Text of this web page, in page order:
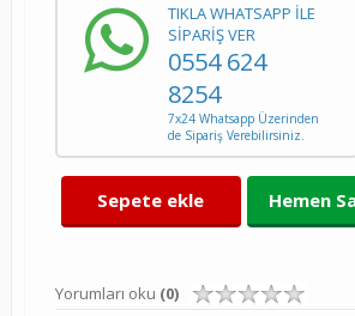
TIKLA WHATSAPP İLE
SİPARİŞ VER
0554 624
8254
7x24 Whatsapp Üzerinden
de Sipariş Verebilirsiniz.
Sepete ekle Hemen
Yorumları oku (0)